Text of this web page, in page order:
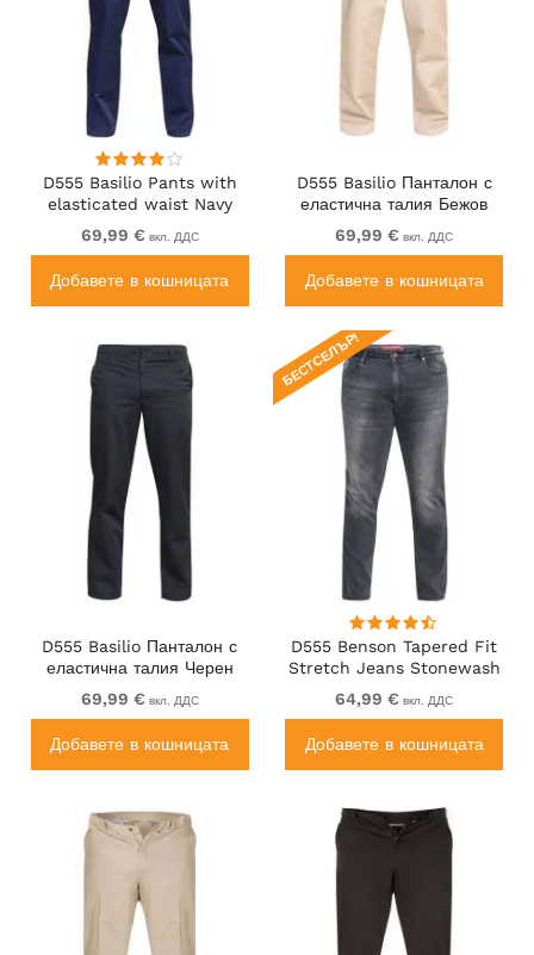
D555 Basilio Pants with
elasticated waist Navy
69,99 € вкл. ДДС
Добавете в кошницата
D555 Basilio Панталон с
еластична талия Бежов
69,99 € вкл. ДДС
Добавете в кошницата
D555 Basilio Панталон с
еластична талия Черен
69,99 € вкл. ДДС
Добавете в кошницата
D555 Benson Tapered Fit
Stretch Jeans Stonewash
БЕСТСЕЛЪР!
64,99 € вкл. ДДС
Добавете в кошницата